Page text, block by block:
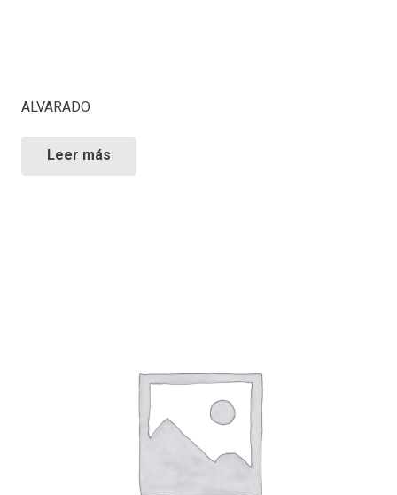
ALVARADO
Leer más